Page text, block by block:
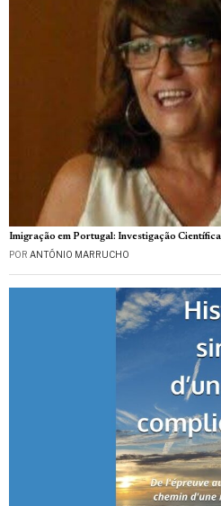
Imigração em Portugal: Investigação
POR ANTÓNIO MARRUCHO